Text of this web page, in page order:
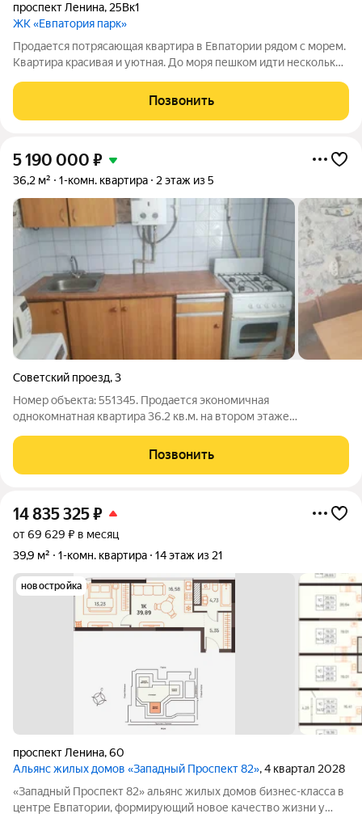
проспект Ленина, 25Вк1
ЖК «Евпатория парк»
Продается потрясающая квартира в Евпатории рядом с морем.
Квартира красивая и уютная. До моря пешком идти несколько
комната - 17 кв.м, кухня - 8 кв.м. Санузел совмещен. Есть
застекленная лоджия.
Позвонить
5 190 000 ₽
36,2 м² 1-комн. квартира 2 этаж из 5
Советский проезд,3
Номер объекта: 551345. Продается экономичная
однокомнатная квартира 36.2 кв.м. на втором этаже
вторичный рынок с готовым ремонтом и оставшейся мебелью,
что избавит вас от лишних трат.
Позвонить
14 835 325₽
от 69 629 ₽ в месяц
39,9 м²
1-комн. квартира 14 этаж из 21
новостройка
проспект Ленина,60
Альянс жилых домов «Западный Проспект 82», 4 квартал 2028
«Западный Проспект 82» альянс жилых домов бизнес-класса в
центре Евпатории, формирующий новое качество жизни у